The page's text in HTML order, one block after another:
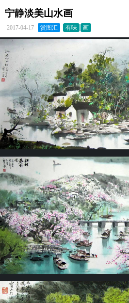
宁静淡美山水画
2017-04-17 赏图汇 有味 画